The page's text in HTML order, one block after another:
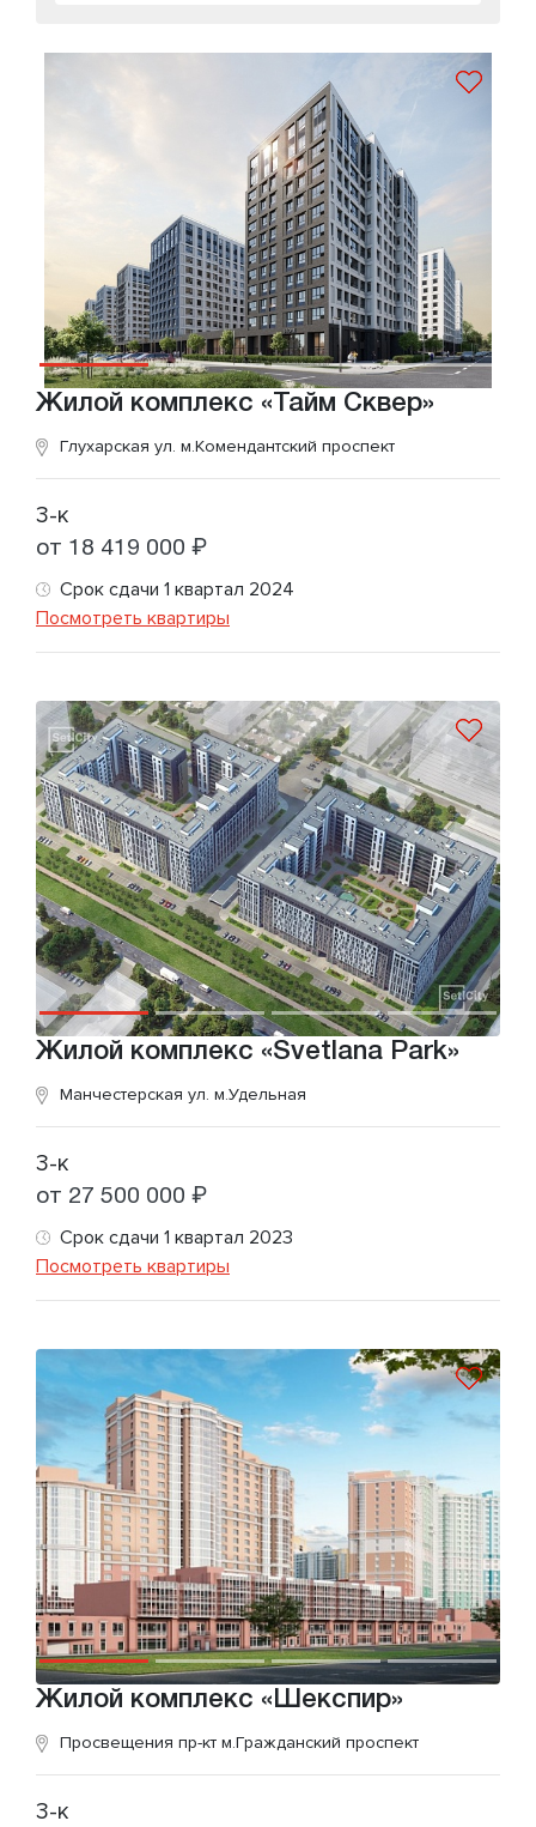
Жилой комплекс «Тайм Сквер»
Глухарская ул. м.Комендантский проспект
3-к
от 18 419 000 ₽
Срок сдачи 1 квартал 2024
Посмотреть квартиры
Жилой комплекс «Svetlana Park»
Манчестерская ул. м.Удельная
3-к
от 27 500 000 ₽
Срок сдачи 1 квартал 2023
Посмотреть квартиры
Жилой комплекс «Шекспир»
Просвещения пр-кт м.Гражданский проспект
3-к